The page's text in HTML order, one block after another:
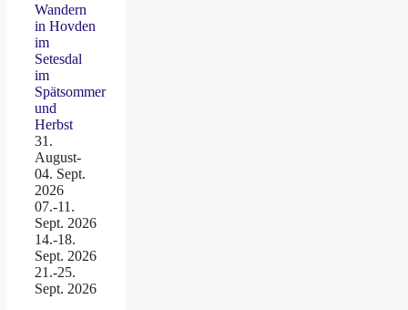
Wandern
in Hovden
im
Setesdal
im
Spätsommer
und
Herbst
31.
August-
04. Sept.
2026
07.-11.
Sept. 2026
14.-18.
Sept. 2026
21.-25.
Sept. 2026